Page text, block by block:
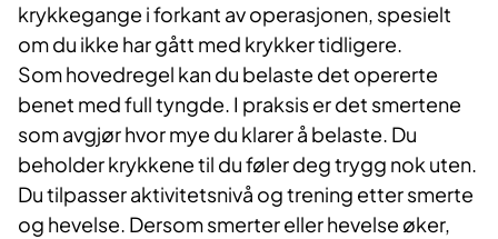
krykkegange i forkant av operasjonen, spesielt
om du ikke har gått med krykker tidligere.
Som hovedregel kan du belaste det opererte
benet med full tyngde. I praksis er det smertene
som avgjør hvor mye du klarer å belaste. Du
beholder krykkene til du føler deg trygg nok uten.
Du tilpasser aktivitetsnivå og trening etter smerte
og hevelse. Dersom smerter eller hevelse øker,